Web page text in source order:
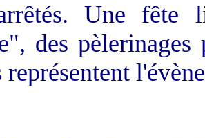
Une fête
des pèlerinages
représentent